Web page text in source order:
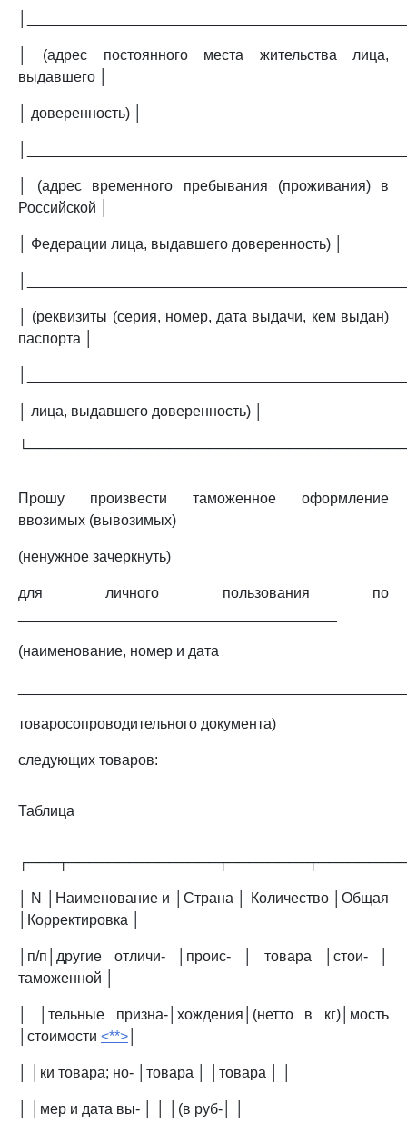
│ (адрес постоянного места жительства лица,
выдавшего │
│ доверенность) │
│ (адрес временного пребывания (проживания) в
Российской │
│ Федерации лица, выдавшего доверенность) │
│ (реквизиты (серия, номер, дата выдачи, кем выдан)
паспорта │
│ лица, выдавшего доверенность) │
Прошу произвести таможенное оформление
ввозимых (вывозимых)
(ненужное зачеркнуть)
для личного пользования по
(наименование, номер и дата
товаросопроводительного документа)
следующих товаров:
Таблица
│ N │Наименование и │Страна │ Количество │Общая
│Корректировка │
│п/п│другие отличи- │проис- │ товара │стои- │
таможенной │
│ │тельные призна-│хождения│(нетто в кг)│мость
│стоимости <**>
│ │ки товара; но- │товара │ │товара │ │
│ │мер и дата вы- │ │ │(в руб-│ │